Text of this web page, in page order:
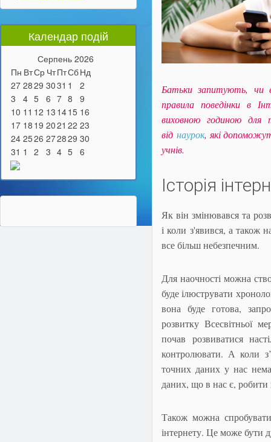
Батьки запитують, чи
правила поведінки в
виховною годиною для
від наурок, які
учнів.
Історія
Як він змінювався та
і коли з'явився, а також
все більш небезпечним.
Для наочності можна
буде ілюструвати
вона буде готова,
розвитку Всесвітньої
почав розвиватися
контролювати. А коли
точних даних у нас
даних, що в нас є,
Також можна
інтернету. Це може бути
Календар подій
Серпень 2026
Пн ВтСр ЧтПтСбНд
27 2829 3031 1
2
3
4 5 6 7 8
9
10 11 12 13 1415 16
17 18 19 2021 22 23
24 2526 272829 30
31 1 2 3 4 5 6